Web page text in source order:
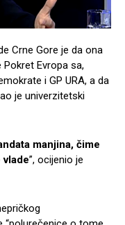
Crne Gore je da ona
Evropa sa,
i GP URA, a da
je univerzitetski
manjina, čime
vlade”, ocijenio je